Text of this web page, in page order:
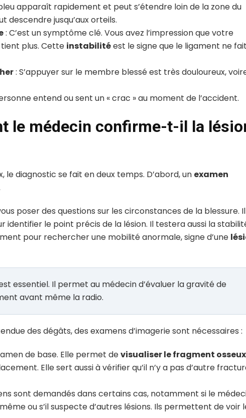
apparaît rapidement et peut s’étendre loin de la zone du
descendre jusqu’aux orteils.
: C’est un symptôme clé. Vous avez l’impression que votre
tient plus. Cette instabilitéest le signe que le ligament ne fait
: S’appuyer sur le membre blessé est très douloureux,
entend ou sent un « crac » au moment de l’accident.
le médecin confirme-t-il la
diagnostic se fait en deux temps. D’abord, un examen
poser des questions sur les circonstances de la blessure.
identifier le point précis de la lésion. Il testera aussi la
pour rechercher une mobilité anormale, signe d’une
essentiel. Il permet au médecin d’évaluer la gravité de
avant même la radio.
des dégâts, des examens d’imagerie sont nécessaires :
de base. Elle permet devisualiser le fragment osseux
Elle sert aussi à vérifier qu’il n’y a pas d’autre
sont demandés dans certains cas, notamment si le
ou s’il suspecte d’autres lésions. Ils permettent de voir